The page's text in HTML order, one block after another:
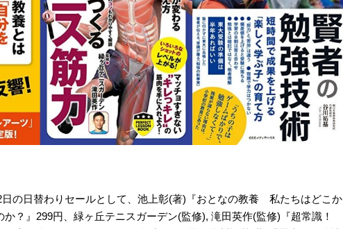
日の日替わりセールとして、池上彰(著)『おとなの教養 私たちはどこか
か？』299円、緑ヶ丘テニスガーデン(監修), 滝田英作(監修)『超常識！